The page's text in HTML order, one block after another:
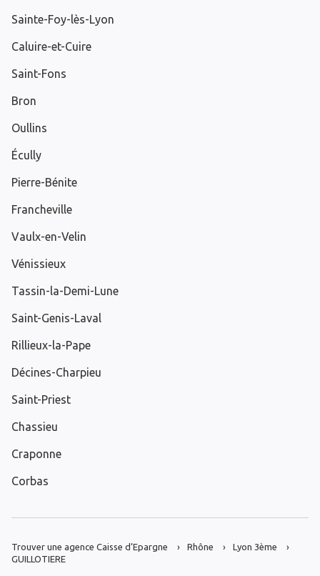
Sainte-Foy-lès-Lyon
Caluire-et-Cuire
Saint-Fons
Bron
Oullins
Écully
Pierre-Bénite
Francheville
Vaulx-en-Velin
Vénissieux
Tassin-la-Demi-Lune
Saint-Genis-Laval
Rillieux-la-Pape
Décines-Charpieu
Saint-Priest
Chassieu
Craponne
Corbas
Trouver une agence Caisse d’Epargne Rhône
Lyon 3ème
GUILLOTIERE